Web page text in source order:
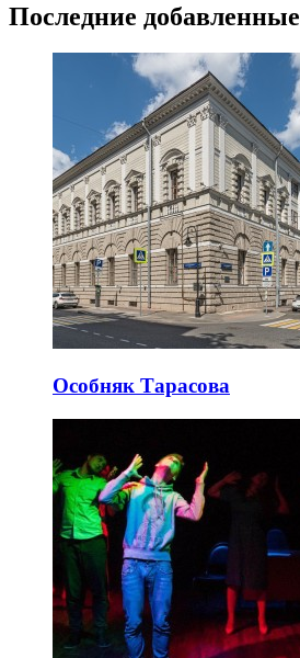
Последние добавленные
Особняк Тарасова